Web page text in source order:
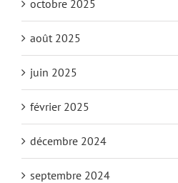
octobre 2025
août 2025
juin 2025
février 2025
décembre 2024
septembre 2024